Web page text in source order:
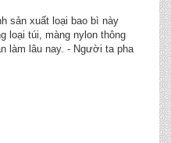
sản xuất loại bao bì này
loại túi, màng nylon thông
làm lâu nay. - Người ta pha